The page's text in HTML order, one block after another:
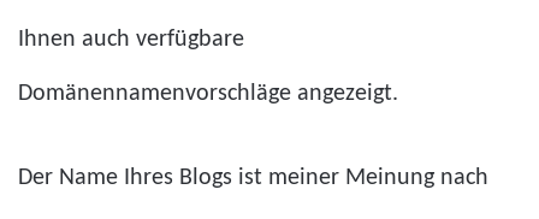
Ihnen auch verfügbare
Domänennamenvorschläge angezeigt.
Der Name Ihres Blogs ist meiner Meinung nach